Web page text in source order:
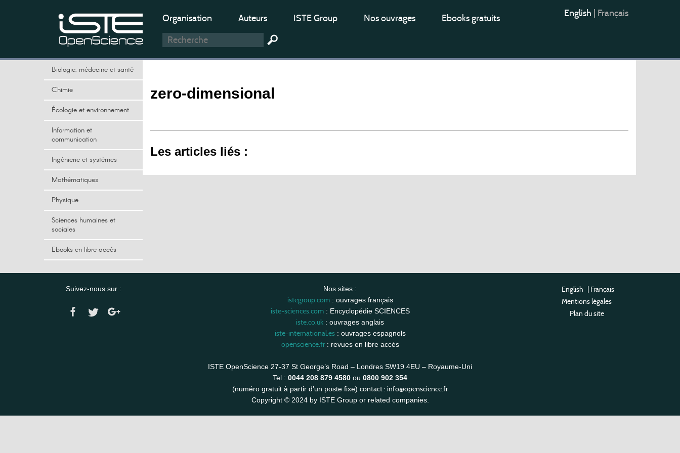
Organisation Auteurs ISTE Group Nos ouvrages Ebooks gratuits English Français
Biologie, médecine et santé
Chimie
Écologie et environnement
Information et
communication
Ingénierie et systèmes
Mathématiques
Physique
Sciences humaines et
sociales
Ebooks en libre accès
zero-dimensional
Les articles liés :
Suivez-nous sur : Nos sites :
istegroup.com: ouvrages français
iste-sciences.com: Encyclopédie SCIENCES
iste.co.uk : ouvrages anglais
iste-international.es: ouvrages espagnols
openscience.fr: revues en libre accès
ISTE OpenScience 27-37 St George’s Road – Londres SW19 4EU – Royaume-Uni
Tel : 0044 208 879 4580 ou 0800 902 354
(numéro gratuit à partir d’un poste fixe) contact : info@openscience.fr
Copyright © 2024 by ISTE Group or related companies.
English | Français
Mentions légales
Plan du site